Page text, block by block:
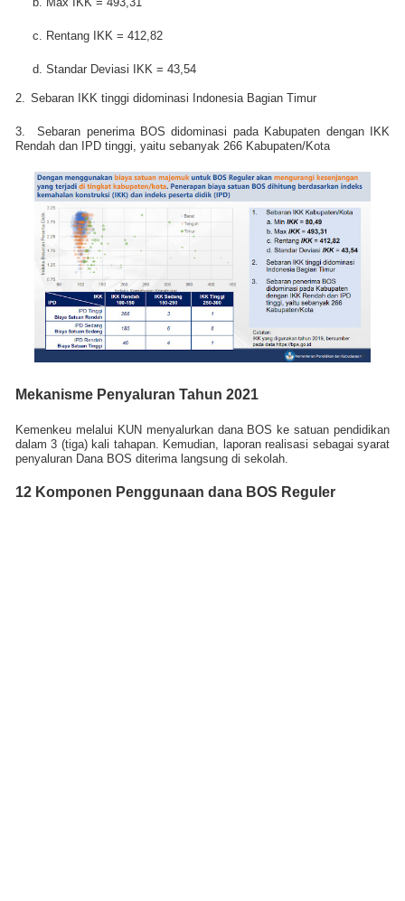
c. Rentang IKK = 412,82
d. Standar Deviasi IKK = 43,54
2. Sebaran IKK tinggi didominasi Indonesia Bagian Timur
3.
Sebaran penerima BOS didominasi pada Kabupaten dengan IKK
Rendah dan IPD tinggi, yaitu sebanyak 266 Kabupaten/Kota
Mekanisme Penyaluran Tahun 2021
Kemenkeu melalui KUN menyalurkan dana BOS ke satuan pendidikan
dalam 3 (tiga) kali tahapan. Kemudian, laporan realisasi sebagai syarat
penyaluran Dana BOS diterima langsung di sekolah.
12 Komponen Penggunaan dana BOS Reguler